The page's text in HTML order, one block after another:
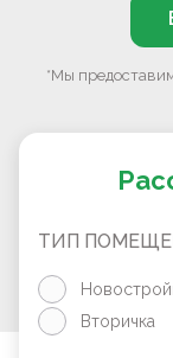
*Мы
ТИП
Вторичка